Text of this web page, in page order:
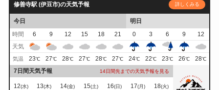
修善寺駅 (伊豆市)の天気予報 詳しくみる
今日
明日
時間
6 9 12 15 18 21 0 3 6 9
12
天気
気温 23℃ 27℃ 28℃ 27℃ 28℃ 27℃ 24℃ 22℃ 23℃ 26℃ 28℃
7日間天気予報 14日間先までの天気予報を見る
12(水) 13(木) 14(金) 15(土) 16(日) 17(月) 18(火)